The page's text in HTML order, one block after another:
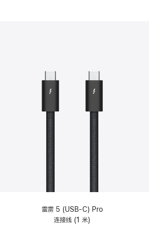
雷雳 5 (USB-C) Pro
连接线 (1 米)